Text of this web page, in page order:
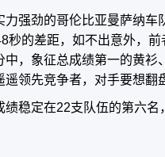
力强劲的哥伦比亚曼萨纳车
秒的差距，如不出意外，
，象征总成绩第一的黄衫
领先竞争者，对手要想翻
绩稳定在22支队伍的第六